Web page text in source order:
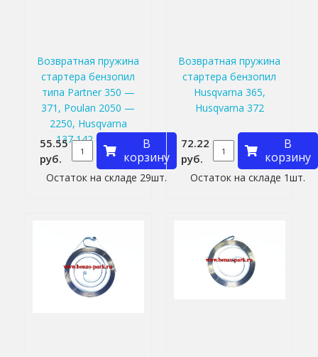
Возвратная пружина
стартера бензопил
типа Partner 350 —
371, Poulan 2050 —
2250, Husqvarna
137,142 и т.п.
55.55
руб.
В
корзину
Остаток на складе 29шт.
Возвратная пружина
стартера бензопил
Husqvarna 365,
Husqvarna 372
72.22
руб.
В
корзину
Остаток на складе 1шт.